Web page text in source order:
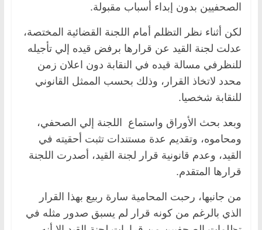
الصحفيين بدون إبداء أسباب مقبولة.
لكن أثناء نظر التظلم أمام اللجنة القضائية المختصة،
عدلت لجنة القيد عن قرارها برفض قيده إلي تأجيله
للنظرفي مسالة قيده في النقابة دون اعلان زمن
محدد لاتخاذ القرار، وذلك بحسب الممثل القانوني
للنقابة شخصيا.
وبعد بحث الأوراق واستماع اللجنة إلي الصحفي،
ومحاموه، وتقديم عدة مستندات تثبت أحقيته في
القيد، وعدم قانونية قرار لجنة القيد، أصدرت اللجنة
قرارها المتقدم.
من جانبها، رحبت المحامية سارة ربيع بهذا القرار
الذي بالرغم من كونه قرار لم يسبق صدور مثله في